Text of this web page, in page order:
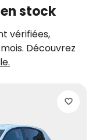
stock
vérifiées,
Découvrez